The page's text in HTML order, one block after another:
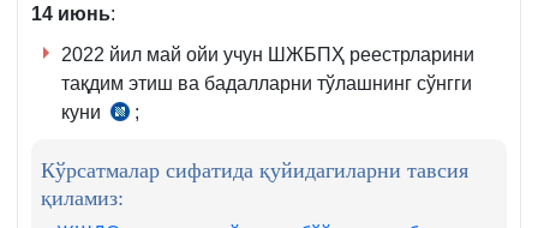
12-
қ.
14 июнь:
2022 йил май ойи учун ШЖБПҲ реестрларини
тақдим этиш ва бадалларни тўлашнинг сўнгги
куни
ВМнинг
й.
595-
;
Кўрсатмалар сифатида қуйидагиларни тавсия
қиламиз: